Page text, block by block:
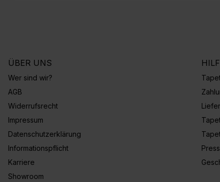
ÜBER UNS
Wer sind wir?
AGB
Widerrufsrecht
Impressum
Datenschutzerklärung
Informationspflicht
Karriere
Showroom